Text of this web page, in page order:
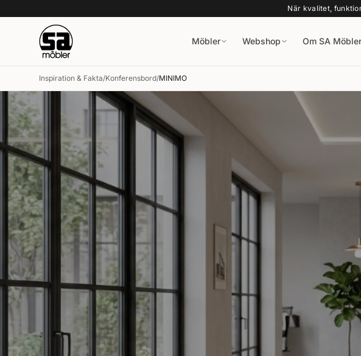
När kvalitet,
Möbler Webshop Om SA Möbler
Inspiration & Fakta/Konferensbord/MINIMO